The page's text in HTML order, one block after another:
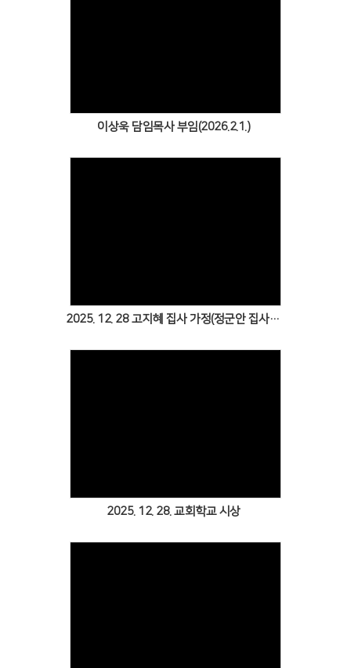
이상욱 담임목사 부임(2026.2.1.)
2025. 12. 28 고지혜 집사 가정(정군안 집사·정하준·정하영)
2025. 12. 28. 교회학교 시상